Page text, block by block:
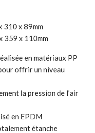
310 x 89mm
359 x 110mm
en matériaux PP
offrir un niveau
la pression de l'air
en EPDM
étanche